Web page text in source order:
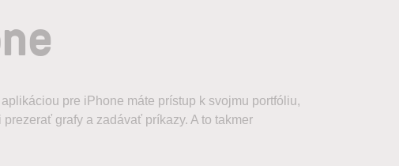
pre iPhone máte prístup k svojmu portfóliu,
grafy a zadávať príkazy. A to takmer